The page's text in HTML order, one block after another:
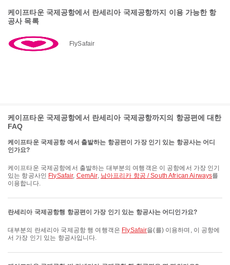
케이프타운 국제공항에서 란세리아 국제공항까지 이용 가능한 항
공사 목록
FlySafair
케이프타운 국제공항에서 란세리아 국제공항까지의 항공편에 대한
FAQ
케이프타운 국제공항 에서 출발하는 항공편이 가장 인기 있는 항공사는 어디
인가요?
케이프타운 국제공항에서 출발하는 대부분의 여행객은 이 공항에서 가장 인기
있는 항공사인 FlySafair, CemAir, 남아프리카 항공 / South African Airways를
이용합니다.
란세리아 국제공항행 항공편이 가장 인기 있는 항공사는 어디인가요?
대부분의 란세리아 국제공항 행 여행객은 FlySafair을(를) 이용하며, 이 공항에
서 가장 인기 있는 항공사입니다.